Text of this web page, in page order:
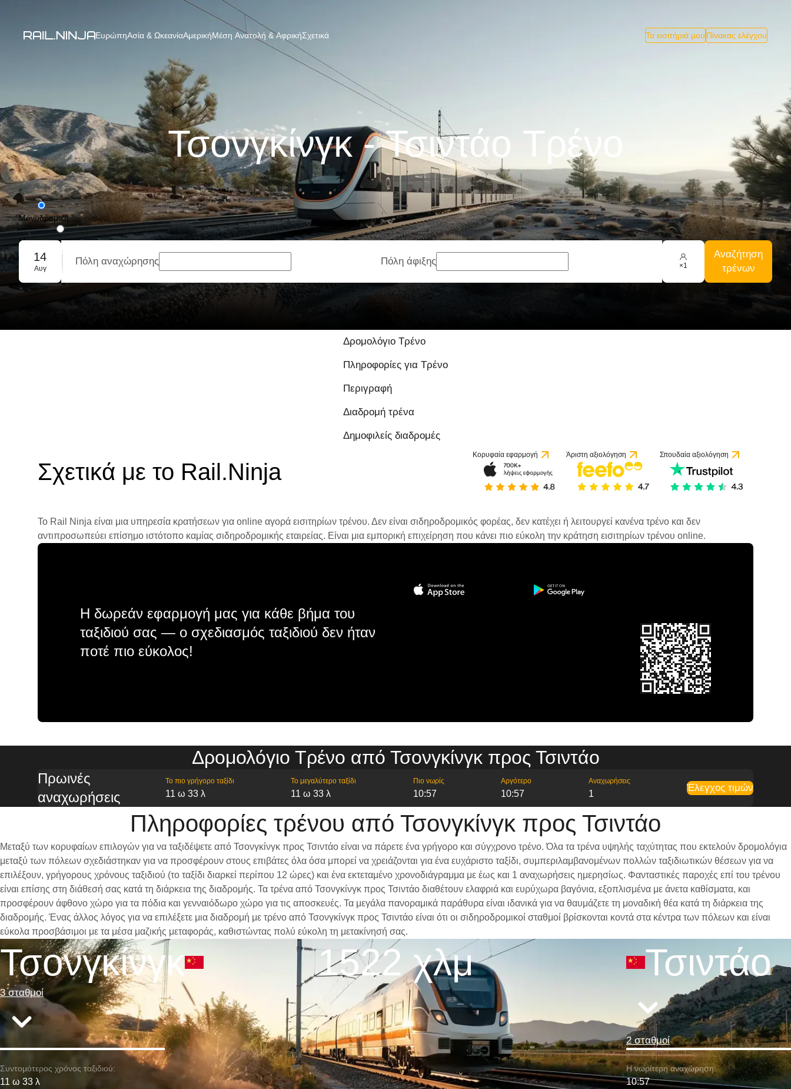
ΕυρώπηΑσία & ΩκεανίαΑμερικήΜέση Ανατολή & ΑφρικήΣχετικά Τα εισιτήριά μου Πίνακας ελέγχου
Τσονγκίνγκ - Τσιντάο Tρένο
Μονοδρομική
Με επιστροφή
Ομαδική κράτηση
14
Αυγ
Πόλη αναχώρησης Πόλη άφιξης ×1
Αναζήτηση
τρένων
Δρομολόγιο Τρένο
Πληροφορίες για Τρένο
Περιγραφή
Διαδρομή τρένα
Δημοφιλείς διαδρομές
Σχετικά με το Rail.Ninja
Κορυφαία εφαρμογή Άριστη αξιολόγηση Σπουδαία αξιολόγηση
Το Rail Ninja είναι μια υπηρεσία κρατήσεων για online αγορά εισιτηρίων τρένου. Δεν είναι σιδηροδρομικός φορέας, δεν κατέχει ή λειτουργεί κανένα τρένο και δεν
αντιπροσωπεύει επίσημο ιστότοπο καμίας σιδηροδρομικής εταιρείας. Είναι μια εμπορική επιχείρηση που κάνει πιο εύκολη την κράτηση εισιτηρίων τρένου online.
Η δωρεάν εφαρμογή μας για κάθε βήμα του
ταξιδιού σας — ο σχεδιασμός ταξιδιού δεν ήταν
ποτέ πιο εύκολος!
Δρομολόγιο Τρένο από Τσονγκίνγκ προς Τσιντάο
Πρωινές
αναχωρήσεις
Το πιο γρήγορο ταξίδι
11 ω 33 λ
Το μεγαλύτερο ταξίδι
11 ω 33 λ
Πιο νωρίς
10:57
Αργότερο
10:57
Αναχωρήσεις
1
Έλεγχος τιμών
Πληροφορίες τρένου από Τσονγκίνγκ προς Τσιντάο
Μεταξύ των κορυφαίων επιλογών για να ταξιδέψετε από Τσονγκίνγκ προς Τσιντάο είναι να πάρετε ένα γρήγορο και σύγχρονο τρένο. Όλα τα τρένα υψηλής ταχύτητας που εκτελούν δρομολόγια
μεταξύ των πόλεων σχεδιάστηκαν για να προσφέρουν στους επιβάτες όλα όσα μπορεί να χρειάζονται για ένα ευχάριστο ταξίδι, συμπεριλαμβανομένων πολλών ταξιδιωτικών θέσεων για να
επιλέξουν, γρήγορους χρόνους ταξιδιού (το ταξίδι διαρκεί περίπου 12 ώρες) και ένα εκτεταμένο χρονοδιάγραμμα με έως και 1 αναχωρήσεις ημερησίως. Φανταστικές παροχές επί του τρένου
είναι επίσης στη διάθεσή σας κατά τη διάρκεια της διαδρομής. Τα τρένα από Τσονγκίνγκ προς Τσιντάο διαθέτουν ελαφριά και ευρύχωρα βαγόνια, εξοπλισμένα με άνετα καθίσματα, και
προσφέρουν άφθονο χώρο για τα πόδια και γενναιόδωρο χώρο για τις αποσκευές. Τα μεγάλα πανοραμικά παράθυρα είναι ιδανικά για να θαυμάζετε τη μοναδική θέα κατά τη διάρκεια της
διαδρομής. Ένας άλλος λόγος για να επιλέξετε μια διαδρομή με τρένο από Τσονγκίνγκ προς Τσιντάο είναι ότι οι σιδηροδρομικοί σταθμοί βρίσκονται κοντά στα κέντρα των πόλεων και είναι
εύκολα προσβάσιμοι με τα μέσα μαζικής μεταφοράς, καθιστώντας πολύ εύκολη τη μετακίνησή σας.
Τσονγκίνγκ
3 σταθμοί
1522 χλμ Τσιντάο
2 σταθμοί
Συντομότερος χρόνος ταξιδιού:
11 ω 33 λ
Η νωρίτερη αναχώρηση:
10:57